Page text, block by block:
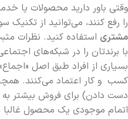
وقتی باور دارید محصولات یا
را رفع کنند، می‌توانید از تکنیک
مشتری استفاده کنید. نظرات
با برندتان را در شبکه‌های
بسیاری از افراد طبق اصل
دست دادن) برای فروش بیشتر
اتمام موجودی یک محصول غالبا